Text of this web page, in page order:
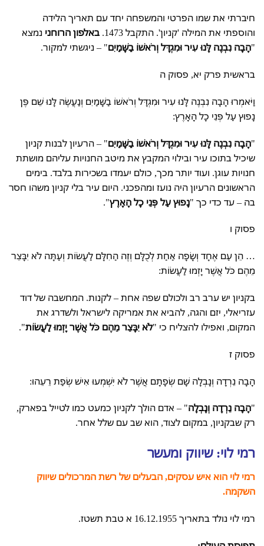
חיברתי את שמו הפרטי והמשפחה יחד עם תאריך הלידה
והוספתי את המילה 'קניון'. התקבל 1473.
באלפון הרוחני נמצא
"הָבָה נִבְנֶה לָּנוּ עִיר וּמִגְדָּל וְרֹאשׁוֹ בַשָּׁמַיִם" – ניגשתי למקור.
בראשית פרק יא, פסוק ה
וַיֹּאמְרוּ הָבָה נִבְנֶה לָּנוּ עִיר וּמִגְדָּל וְרֹאשׁוֹ בַשָּׁמַיִם וְנַעֲשֶׂה לָּנוּ שֵׁם פֶּן
נָפוּץ עַל פְּנֵי כָל הָאָרֶץ:
"הָבָה נִבְנֶה לָּנוּ עִיר וּמִגְדָּל וְרֹאשׁוֹ בַשָּׁמַיִם" – הרעיון לבנות קניון
שיכיל בתוכו עיר ובילוי המקבץ את מיטב החנויות עליהם מושתת
חנויות עוגן. ועוד יותר מכך, כולם יעמדו בשכירות בלבד. בימים
הראשונים הרעיון היה נועז ומהפכני. היום עיר בלי קניון משהו חסר
בה – עד כדי כך "נָפוּץ עַל פְּנֵי כָל הָאָרֶץ".
פסוק ו
… הֵן עַם אֶחָד וְשָׂפָה אַחַת לְכֻלָּם וְזֶה הַחִלָּם לַעֲשׂוֹת וְעַתָּה לֹא יִבָּצֵר
מֵהֶם כֹּל אֲשֶׁר יָזְמוּ לַעֲשׂוֹת:
בקניון יש ערב רב ולכולם שפה אחת – לקנות. המחשבה של דוד
עזריאלי, יזם והגה, להביא את אמריקה לישראל ולשדרג את
המקום, ואפילו להצליח כי "לֹא יִבָּצֵר מֵהֶם כֹּל אֲשֶׁר יָזְמוּ לַעֲשׂוֹת".
פסוק ז
הָבָה נֵרְדָה וְנָבְלָה שָׁם שְׂפָתָם אֲשֶׁר לֹא יִשְׁמְעוּ אִישׁ שְׂפַת רֵעֵהוּ:
"הָבָה נֵרְדָה וְנָבְלָה" – אדם הולך לקניון כמעט כמו לטייל בפארק,
רק שבקניון, במקום לצוד, הוא שב עם שלל אחר.
רמי לוי: שיווק ומעשר
רמי לוי הוא איש עסקים, הבעלים של רשת המרכולים שיווק
השקמה.
רמי לוי נולד בתאריך 16.12.1955 א טבת תשטז.